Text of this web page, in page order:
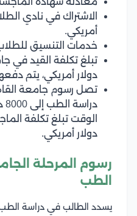
أمريكي.
خدمات التنسيق للطلاب: 170 دولار
دولار أمريكي، يتم
تصل رسوم جامعة
دولار أمريكي.
رسوم المرحلة
الطب
يسدد الطالب في دراسة